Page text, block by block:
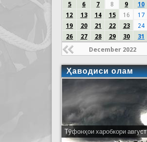
5
6 7 8 9 10
12
13 14 15 16 17
19
20 21 22 23 24
26
27 28 29 30 31
December 2022
Ҳаводиси олам
Тӯфонҳои харобкори август